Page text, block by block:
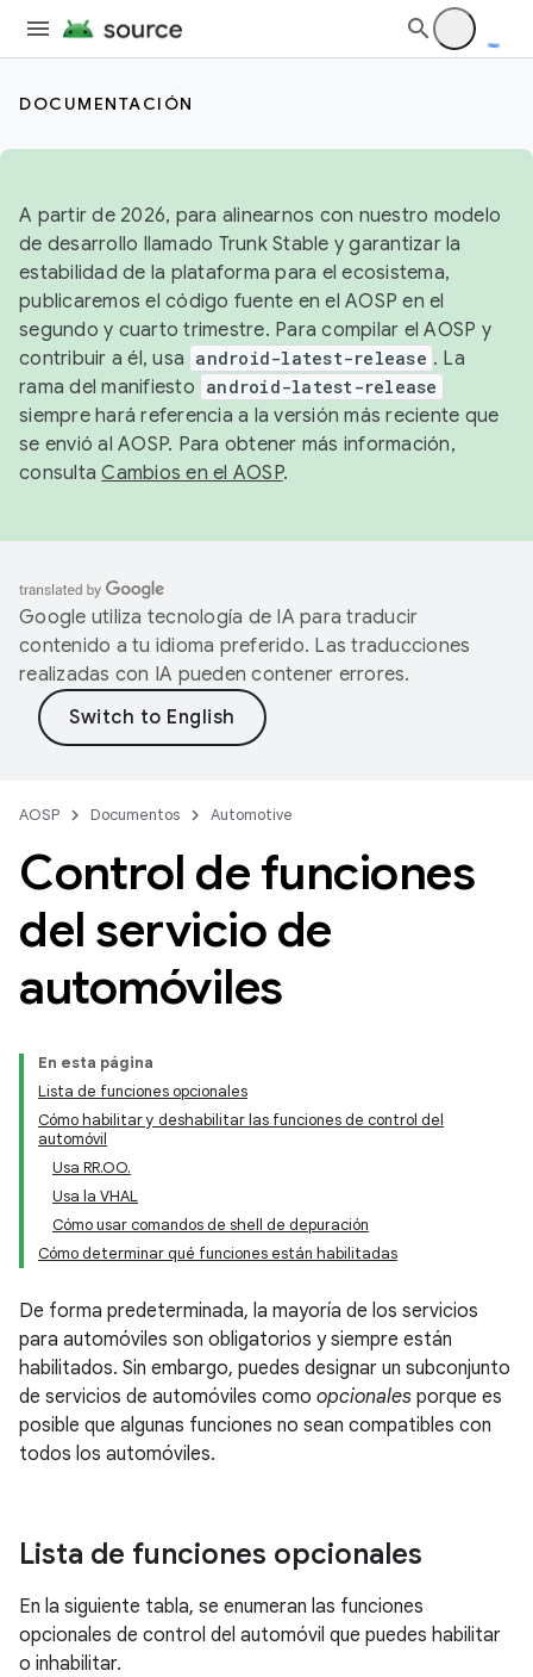
DOCUMENTACIÓN
A partir de 2026, para alinearnos con nuestro modelo
de desarrollo llamado Trunk Stable y garantizar la
estabilidad de la plataforma para el ecosistema,
publicaremos el código fuente en el AOSP en el
segundo y cuarto trimestre. Para compilar el AOSP y
contribuir a él, usa android-latest-release . La
rama del manifiesto android-latest-release
siempre hará referencia a la versión más reciente que
se envió al AOSP. Para obtener más información,
consultaCambios en el AOSP.
Google utiliza tecnología de IA para traducir
contenido a tu idioma preferido. Las traducciones
realizadas con IA pueden contener errores.
AOSP Documentos Automotive
Control de funciones
del servicio de
automóviles
En esta página
Lista de funciones opcionales
Cómo habilitar y deshabilitar las funciones de control del
automóvil
Usa RR.OO.
Usa la VHAL
Cómo usar comandos de shell de depuración
Cómo determinar qué funciones están habilitadas
De forma predeterminada, la mayoría de los servicios
para automóviles son obligatorios y siempre están
habilitados. Sin embargo, puedes designar un subconjunto
de servicios de automóviles como opcionales porque es
posible que algunas funciones no sean compatibles con
todos los automóviles.
Lista de funciones opcionales
En la siguiente tabla, se enumeran las funciones
opcionales de control del automóvil que puedes habilitar
o inhabilitar.